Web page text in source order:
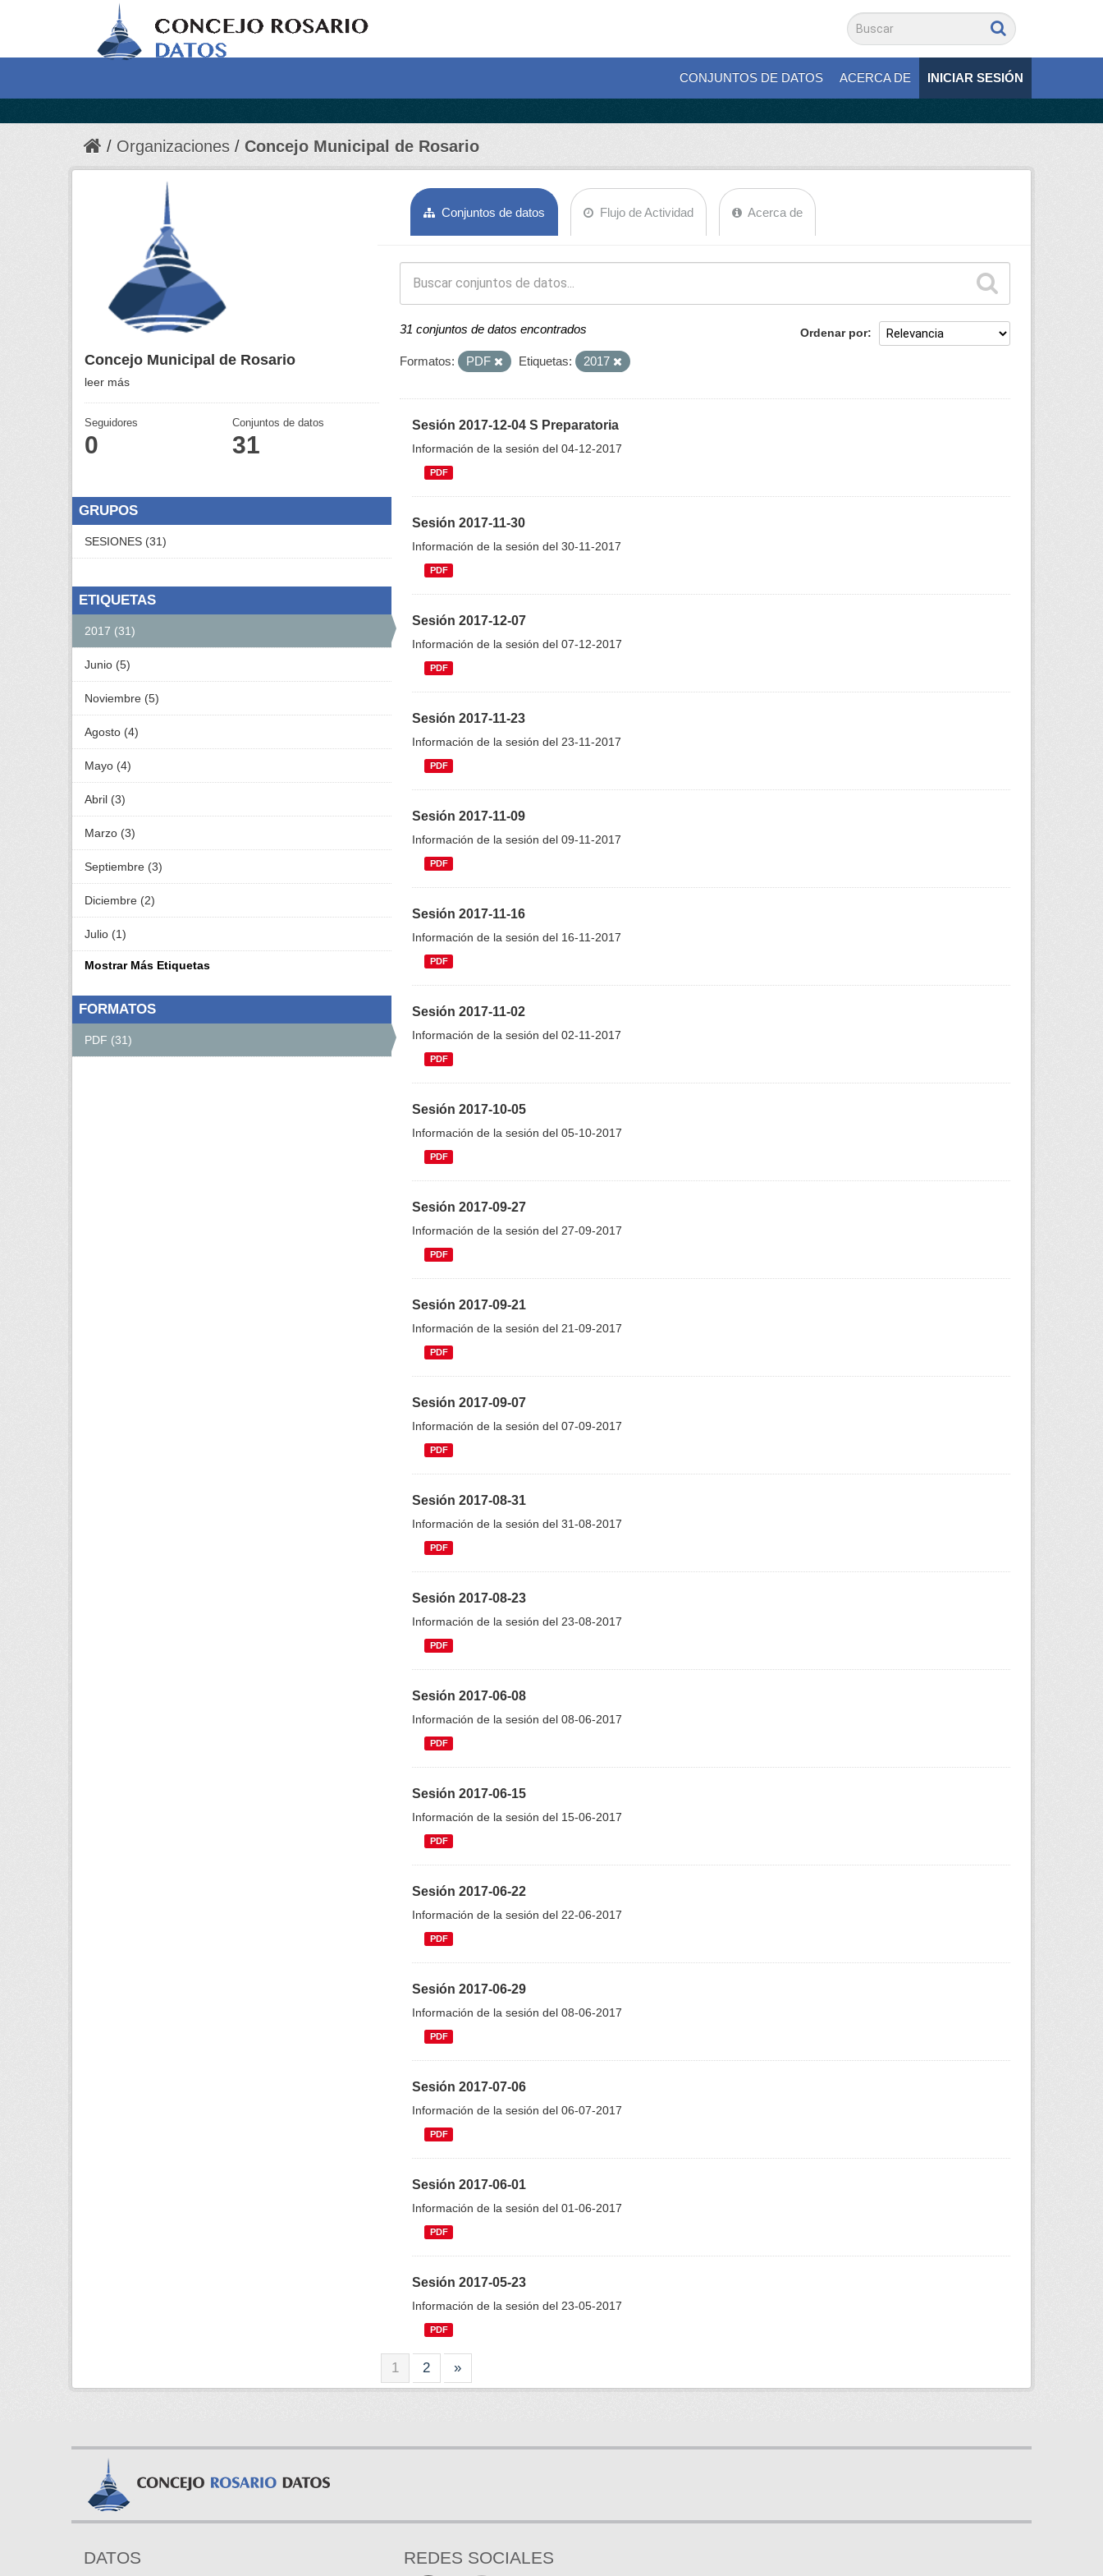
CONJUNTOS DE DATOS ACERCA DE INICIAR SESIÓN
Organizaciones Concejo Municipal de Rosario
Conjuntos de datos Flujo de Actividad Acerca de
Ordenar por
31 conjuntos de datos encontrados
Formatos: PDF Etiquetas: 2017
Sesión 2017-12-04 S Preparatoria
Información de la sesión del 04-12-2017
PDF
Sesión 2017-11-30
Información de la sesión del 30-11-2017
PDF
Sesión 2017-12-07
Información de la sesión del 07-12-2017
PDF
Sesión 2017-11-23
Información de la sesión del 23-11-2017
PDF
Sesión 2017-11-09
Información de la sesión del 09-11-2017
PDF
Sesión 2017-11-16
Información de la sesión del 16-11-2017
PDF
Sesión 2017-11-02
Información de la sesión del 02-11-2017
PDF
Sesión 2017-10-05
Información de la sesión del 05-10-2017
PDF
Sesión 2017-09-27
Información de la sesión del 27-09-2017
PDF
Sesión 2017-09-21
Información de la sesión del 21-09-2017
PDF
Sesión 2017-09-07
Información de la sesión del 07-09-2017
PDF
Sesión 2017-08-31
Información de la sesión del 31-08-2017
PDF
Sesión 2017-08-23
Información de la sesión del 23-08-2017
PDF
Sesión 2017-06-08
Información de la sesión del 08-06-2017
PDF
Sesión 2017-06-15
Información de la sesión del 15-06-2017
PDF
Sesión 2017-06-22
Información de la sesión del 22-06-2017
PDF
Sesión 2017-06-29
Información de la sesión del 08-06-2017
PDF
Sesión 2017-07-06
Información de la sesión del 06-07-2017
PDF
Sesión 2017-06-01
Información de la sesión del 01-06-2017
PDF
Sesión 2017-05-23
Información de la sesión del 23-05-2017
PDF
1 2 »
Concejo Municipal de Rosario
leer más
Seguidores
0
Conjuntos de datos
31
GRUPOS
SESIONES (31)
ETIQUETAS
2017 (31)
Junio (5)
Noviembre (5)
Agosto (4)
Mayo (4)
Abril (3)
Marzo (3)
Septiembre (3)
Diciembre (2)
Julio (1)
Mostrar Más Etiquetas
FORMATOS
PDF (31)
DATOS REDES SOCIALES